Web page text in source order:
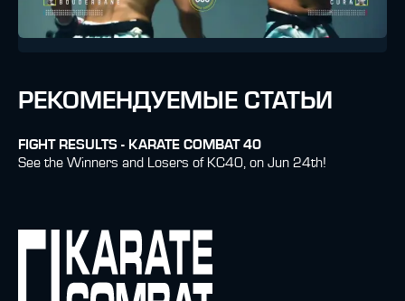
РЕКОМЕНДУЕМЫЕ СТАТЬИ
FIGHT RESULTS - KARATE COMBAT 40
See the Winners and Losers of KC40, on Jun 24th!